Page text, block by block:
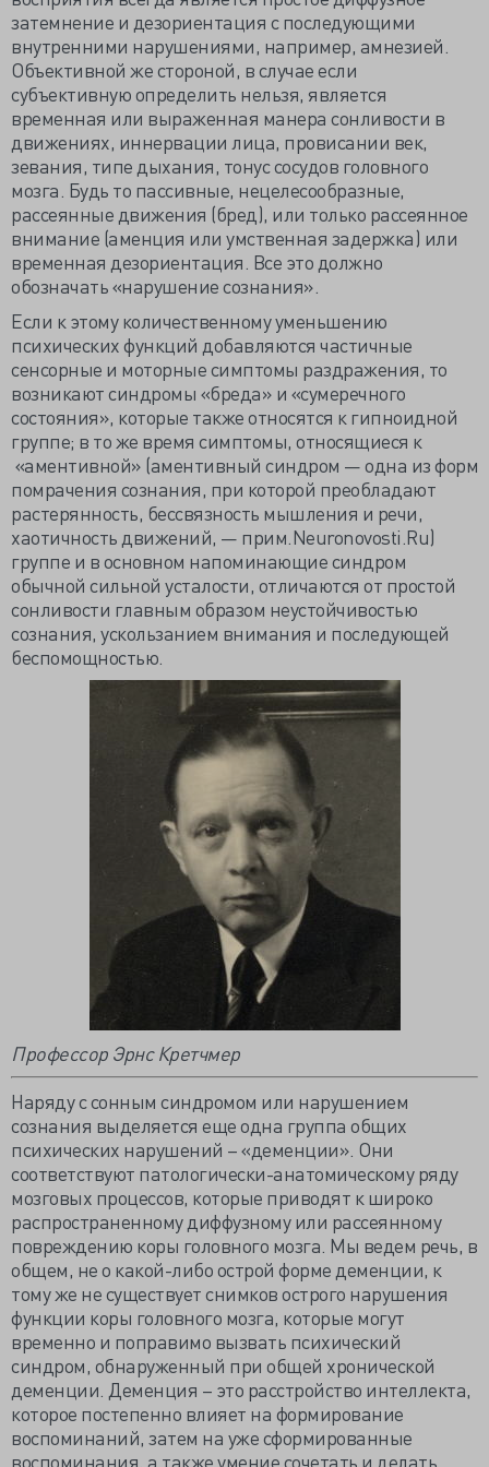
затемнение и дезориентация с последующими
внутренними нарушениями, например, амнезией.
Объективной же стороной, в случае если
субъективную определить нельзя, является
временная или выраженная манера сонливости в
движениях, иннервации лица, провисании век,
зевания, типе дыхания, тонус сосудов головного
мозга. Будь то пассивные, нецелесообразные,
рассеянные движения (бред), или только рассеянное
внимание (аменция или умственная задержка) или
временная дезориентация. Все это должно
обозначать «нарушение сознания».
Если к этому количественному уменьшению
психических функций добавляются частичные
сенсорные и моторные симптомы раздражения, то
возникают синдромы «бреда» и «сумеречного
состояния», которые также относятся к гипноидной
группе; в то же время симптомы, относящиеся к
«аментивной» (аментивный синдром — одна из форм
помрачения сознания, при которой преобладают
растерянность, бессвязность мышления и речи,
хаотичность движений, — прим.Neuronovosti.Ru)
группе и в основном напоминающие синдром
обычной сильной усталости, отличаются от простой
сонливости главным образом неустойчивостью
сознания, ускользанием внимания и последующей
беспомощностью.
Профессор Эрнс Кретчмер
Наряду с сонным синдромом или нарушением
сознания выделяется еще одна группа общих
психических нарушений – «деменции». Они
соответствуют патологически-анатомическому ряду
мозговых процессов, которые приводят к широко
распространенному диффузному или рассеянному
повреждению коры головного мозга. Мы ведем речь, в
общем, не о какой-либо острой форме деменции, к
тому же не существует снимков острого нарушения
функции коры головного мозга, которые могут
временно и поправимо вызвать психический
синдром, обнаруженный при общей хронической
деменции. Деменция – это расстройство интеллекта,
которое постепенно влияет на формирование
воспоминаний, затем на уже сформированные
воспоминания, а также умение сочетать и делать